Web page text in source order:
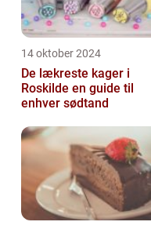
14 oktober 2024
De lækreste kager i
Roskilde en guide til
enhver sødtand